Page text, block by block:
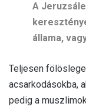
A
állama,
Teljesen
acsarkodásokba,
pedig a